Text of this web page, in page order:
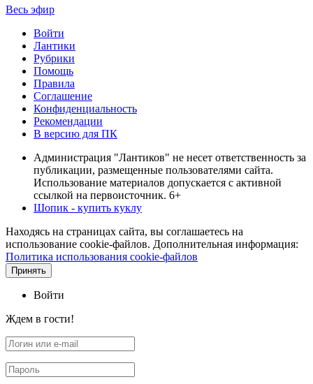
Весь эфир
Войти
Лантики
Рубрики
Помощь
Правила
Соглашение
Конфиденциальность
Рекомендации
В версию для ПК
Администрация "Лантиков" не несет ответственность за
публикации, размещенные пользователями сайта.
Использование материалов допускается с активной
ссылкой на первоисточник. 6+
Шопик - купить куклу
Находясь на страницах сайта, вы соглашаетесь на
использование cookie-файлов. Дополнительная информация:
Политика использования cookie-файлов
Принять
Войти
Ждем в гости!